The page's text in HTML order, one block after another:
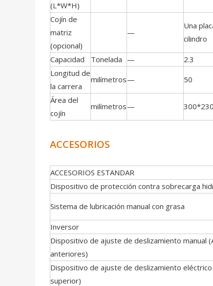
(L*W*H)
Cojín de
matriz
(opcional)
—
Una
cilindro
Capacidad Tonelada — 2.3
Longitud de
la carrera
milímetros— 50
Área del
cojín
milímetros— 300*230
ACCESORIOS
ACCESORIOS ESTANDAR
Dispositivo de protección contra sobrecarga
Sistema de lubricación manual con grasa
Inversor
Dispositivo de ajuste de deslizamiento manual
anteriores)
Dispositivo de ajuste de deslizamiento
superior)